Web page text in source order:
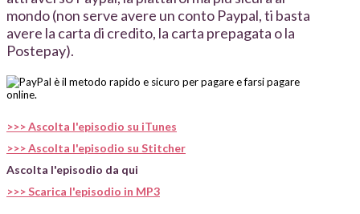
mondo (non serve avere un conto Paypal, ti basta
avere la carta di credito, la carta prepagata o la
Postepay).
>>> Ascolta l'episodio su iTunes
>>> Ascolta l'episodio su Stitcher
Ascolta l'episodio da qui
>>> Scarica l'episodio in MP3